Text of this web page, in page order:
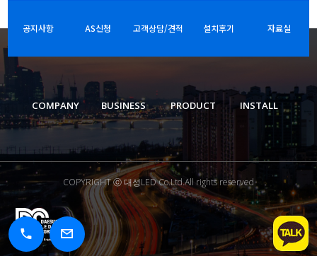
공지사항 AS신청 고객상담/견적 설치후기 자료실
COMPANY BUSINESS PRODUCT INSTALL
COPYRIGHT ⓒ 대성LED Co.Ltd.All rights reserved